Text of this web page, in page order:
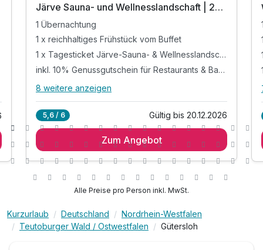
Järve Sauna- und Wellnesslandschaft | 2
Tage
1 Übernachtung
1 x reichhaltiges Frühstück vom Buffet
1 x Tagesticket Järve-Sauna- & Wellnesslandschaft*
inkl. 10% Genussgutschein für Restaurants & Bars**
Alle Inklusivleistungen
1 Übernachtung
1 x reichhaltiges Frühstück vom Buffet
inkl. 10% Genussgutschein für Restaurants &
1 x Wellnesscocktail zu Begrüßung
1 x Obstteller auf dem Zimmer
8 weitere anzeigen
5,6 / 6 Gültig bis 20.12.2026
Zum Angebot
Alle Preise pro Person inkl. MwSt.
Kurzurlaub Deutschland
Nordrhein-Westfalen
Teutoburger Wald / Ostwestfalen
Gütersloh